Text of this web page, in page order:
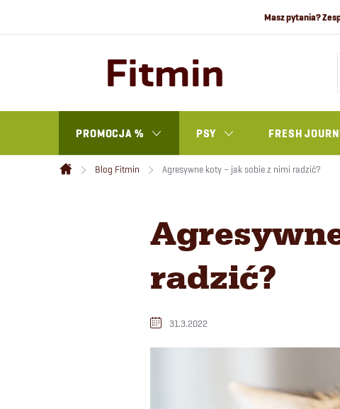
PROMOCJA % PSY FRESH
Home
Blog Fitmin Agresywne koty – jak sobie z nimi radzić?
radzić?
31.3.2022